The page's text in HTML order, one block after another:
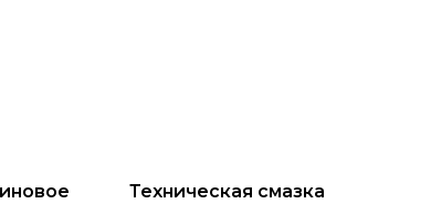
Техническая смазка